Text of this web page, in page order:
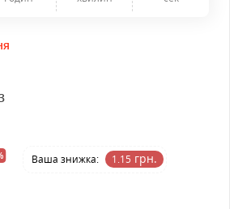
Ваша знижка: 1.15 грн.